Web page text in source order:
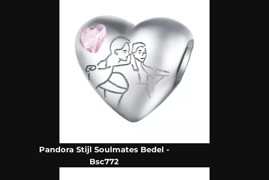
Pandora Stijl Soulmates Bedel -
Bsc772